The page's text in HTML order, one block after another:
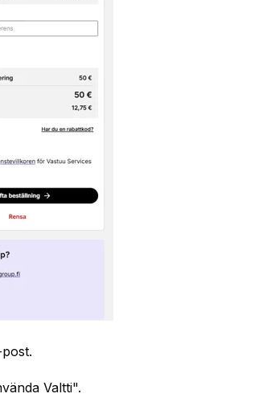
Valtti".